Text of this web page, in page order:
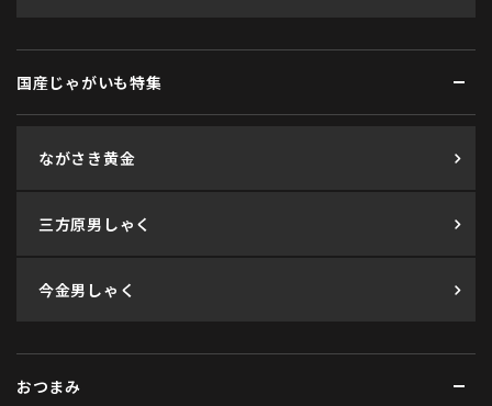
国産じゃがいも特集
ながさき黄金
三方原男しゃく
今金男しゃく
おつまみ